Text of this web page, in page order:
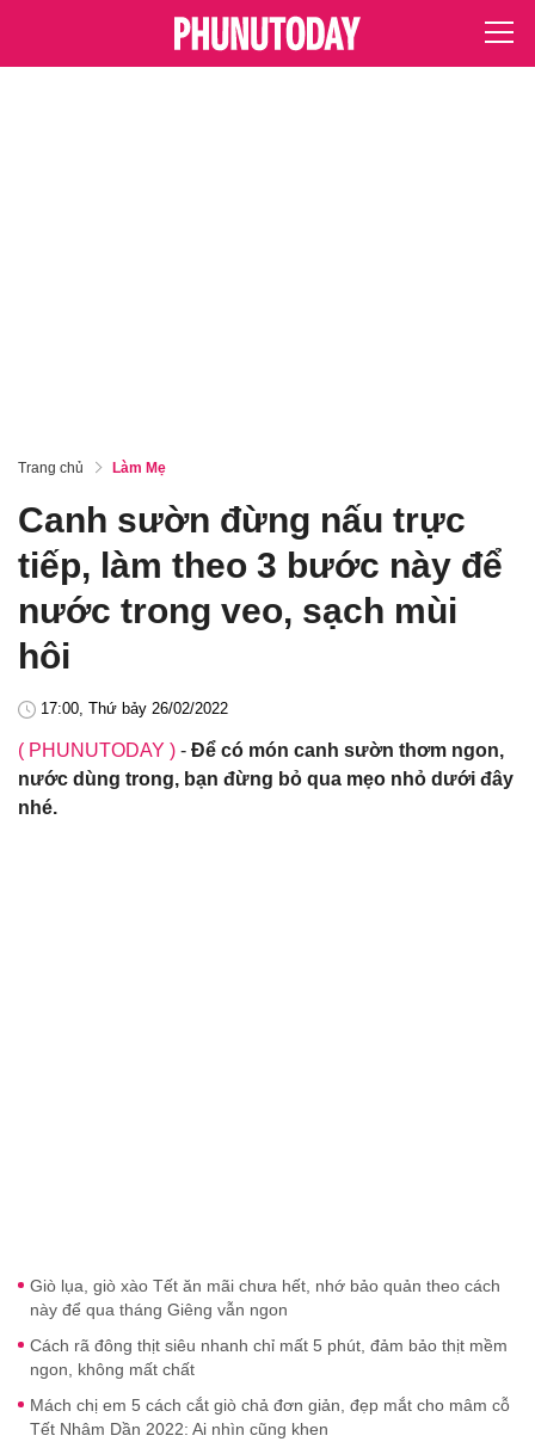
Trang chủ Làm Mẹ
Canh sườn đừng nấu trực
tiếp, làm theo 3 bước này để
nước trong veo, sạch mùi
hôi
17:00, Thứ bảy 26/02/2022
( PHUNUTODAY ) - Để có món canh sườn thơm ngon,
nước dùng trong, bạn đừng bỏ qua mẹo nhỏ dưới đây
nhé.
Giò lụa, giò xào Tết ăn mãi chưa hết, nhớ bảo quản theo cách
này để qua tháng Giêng vẫn ngon
Cách rã đông thịt siêu nhanh chỉ mất 5 phút, đảm bảo thịt mềm
ngon, không mất chất
Mách chị em 5 cách cắt giò chả đơn giản, đẹp mắt cho mâm cỗ
Tết Nhâm Dần 2022: Ai nhìn cũng khen